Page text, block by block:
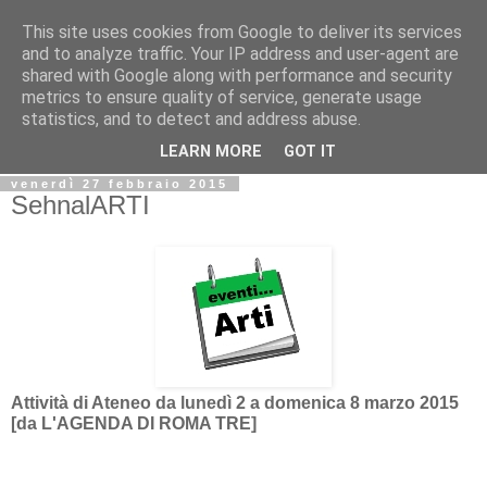
Biblio@rti in
Il Blog della Biblioteca di Area delle arti per condividere
informazioni iniziative incontri
venerdì 27 febbraio 2015
SehnalARTI
Attività di Ateneo da lunedì 2 a domenica 8 marzo 2015
[da L'AGENDA DI ROMA TRE]
This site uses cookies from Google to deliver its services
and to analyze traffic. Your IP address and user-agent are
shared with Google along with performance and security
metrics to ensure quality of service, generate usage
statistics, and to detect and address abuse.
LEARN MORE GOT IT